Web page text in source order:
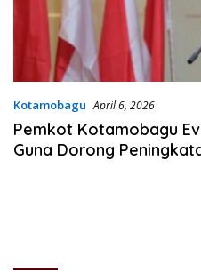
Kotamobagu April 6, 2026
Pemkot Kotamobagu
Guna Dorong